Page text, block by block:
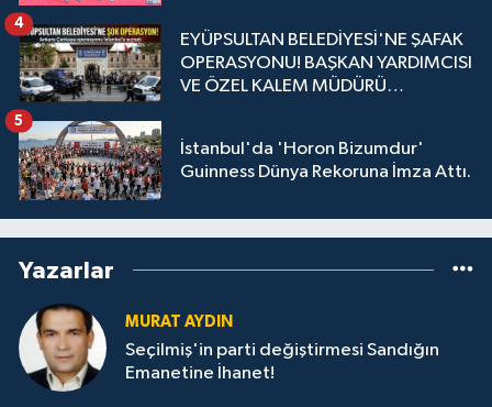
EYÜPSULTAN BELEDİYESİ'NE ŞAFAK
OPERASYONU! BAŞKAN YARDIMCISI
VE ÖZEL KALEM MÜDÜRÜ
4
İstanbul'da 'Horon Bizumdur'
Guinness Dünya Rekoruna İmza Attı.
5
Yazarlar
MURAT AYDIN
Seçilmiş'in parti değiştirmesi Sandığın
Emanetine İhanet!